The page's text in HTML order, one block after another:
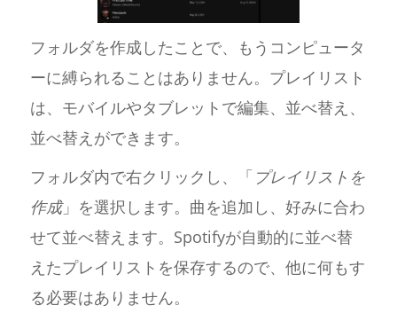
フォルダを作成したことで、もうコンピュータ
ーに縛られることはありません。プレイリスト
は、モバイルやタブレットで編集、並べ替え、
並べ替えができます。
フォルダ内で右クリックし、「 プレイリストを
作成」を選択します。曲を追加し、好みに合わ
せて並べ替えます。Spotifyが自動的に並べ替
えたプレイリストを保存するので、他に何もす
る必要はありません。